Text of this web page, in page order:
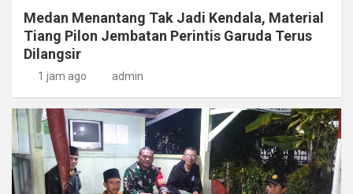
Medan Menantang Tak Jadi Kendala, Material
Tiang Pilon Jembatan Perintis Garuda Terus
Dilangsir
1 jam ago admin